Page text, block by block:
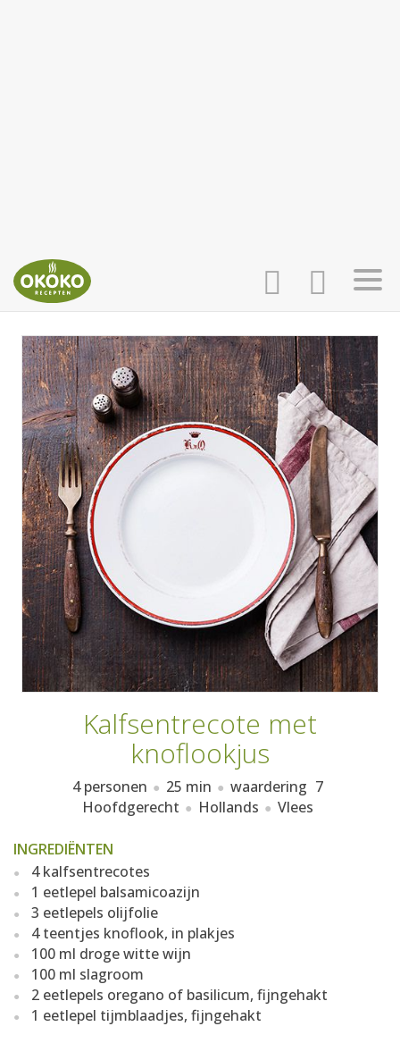
INLOGGEN
AANMELDEN
HOME
RECEPTEN
WEEKMENU'S
Kalfsentrecote met
knoflookjus
4 personen 25 min waardering 7
Hoofdgerecht
Hollands Vlees
INGREDIËNTEN
4 kalfsentrecotes
1 eetlepel balsamicoazijn
3 eetlepels olijfolie
4 teentjes knoflook, in plakjes
100 ml droge witte wijn
100 ml slagroom
2 eetlepels oregano of basilicum, fijngehakt
1 eetlepel tijmblaadjes, fijngehakt